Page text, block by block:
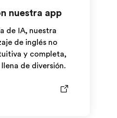
nuestra app
de IA, nuestra
de inglés no
y completa,
de diversión.